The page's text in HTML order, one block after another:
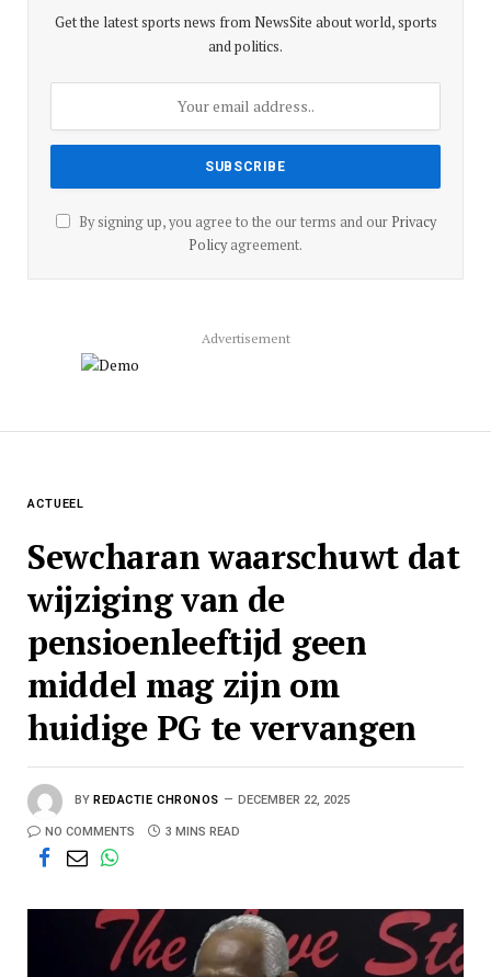
Get the latest sports news from NewsSite about world, sports
and politics.
By signing up, you agree to the our terms and our Privacy
Policyagreement.
Advertisement
ACTUEEL
Sewcharan waarschuwt dat
wijziging van de
pensioenleeftijd geen
middel mag zijn om
huidige PG te vervangen
BY REDACTIE CHRONOS DECEMBER 22, 2025
NO COMMENTS 3 MINS READ